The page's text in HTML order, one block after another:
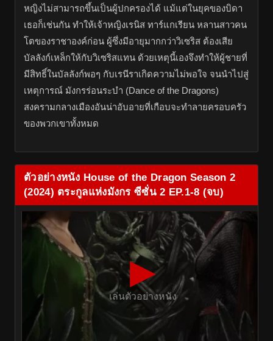
หญิงไม่สามารถขึ้นเป็นผู้ปกครองได้ แม้แต่ในยุคของบิดา
เธอก็เช่นกัน ทำให้เจ้าหญิงเรนิส ทาร์แกเรียน หลานสาวคน
โตของราชาองค์ก่อน ผู้ซึ่งมีอายุมากกว่าวิเซริส ต้องเสีย
บัลลังก์เหล็กให้กับวิเซริสแทน ด้วยเหตุนี้เองจึงทำให้ผู้ชายที่
มีสิทธิ์ในบัลลังก์พอๆ กับเรนีราเกิดความไม่พอใจ จนนำไปสู่
เหตุการณ์ มังกรร่อนระบำ (Dance of the Dragons)
สงครามกลางเมืองอันน่าอับอายที่เกือบจะทำลายครอบครัว
ของพวกเขาทั้งหมด
ตัวอย่างหนัง House of the Dragon Season 2
(2024) ตระกูลแห่งมังกร ซีซั่น 2 EP.1-8 (จบ)
▶
เล่นตัวอย่างหนัง